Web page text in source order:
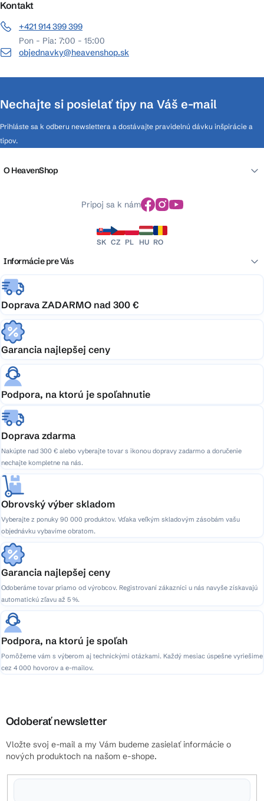
Kontakt
+421 914 399 399
Pon - Pia: 7:00 - 15:00
objednavky@heavenshop.sk
Nechajte si posielať tipy na Váš e-mail
Prihláste sa k odberu newslettera a dostávajte pravidelnú dávku inšpirácie a
tipov.
O HeavenShop
Pripoj sa k nám
SK CZ PL HU RO
Informácie pre Vás
Doprava ZADARMO nad 300 €
Garancia najlepšej ceny
Podpora, na ktorú je spoľahnutie
Doprava zdarma
Nakúpte nad 300 € alebo vyberajte tovar s ikonou dopravy zadarmo a doručenie
nechajte kompletne na nás.
Obrovský výber skladom
Vyberajte z ponuky 90 000 produktov. Vďaka veľkým skladovým zásobám vašu
objednávku vybavíme obratom.
Garancia najlepšej ceny
Odoberáme tovar priamo od výrobcov. Registrovaní zákazníci u nás navyše získavajú
automatickú zľavu až 5 %.
Podpora, na ktorú je spoľah
Pomôžeme vám s výberom aj technickými otázkami. Každý mesiac úspešne vyriešime
cez 4 000 hovorov a e-mailov.
Odoberať newsletter
Vložte svoj e-mail a my Vám budeme zasielať informácie o
nových produktoch na našom e-shope.